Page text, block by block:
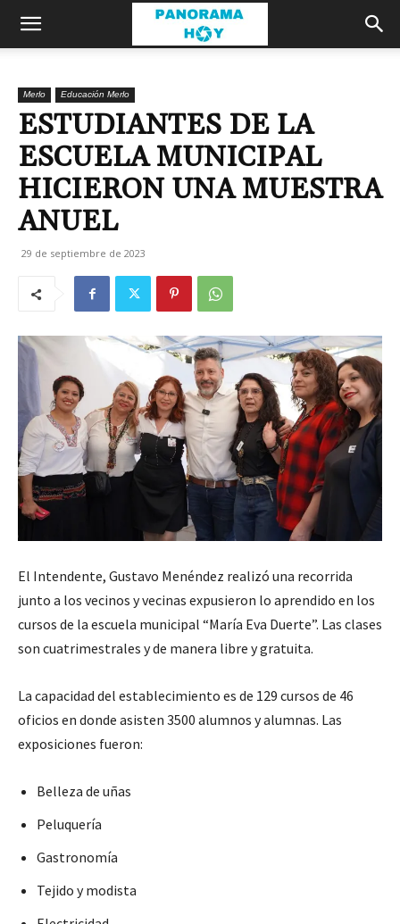
Merlo Educación Merlo
ESTUDIANTES DE LA
ESCUELA MUNICIPAL
HICIERON UNA MUESTRA
ANUEL
29 de septiembre de 2023
El Intendente, Gustavo Menéndez realizó una recorrida
junto a los vecinos y vecinas expusieron lo aprendido en los
cursos de la escuela municipal “María Eva Duerte”. Las clases
son cuatrimestrales y de manera libre y gratuita.
La capacidad del establecimiento es de 129 cursos de 46
oficios en donde asisten 3500 alumnos y alumnas. Las
exposiciones fueron:
Belleza de uñas
Peluquería
Gastronomía
Tejido y modista